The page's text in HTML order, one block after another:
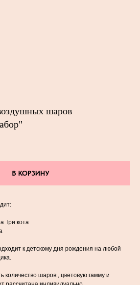
шаров
В КОРЗИНУ
Три кота
к детскому дня рождения на любой
количество шаров , цветовую гамму и